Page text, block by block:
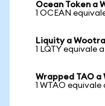
Ocean Token a
1 OCEAN
Liquity a
1 LQTY equivale
Wrapped TAO
1 WTAO equivale